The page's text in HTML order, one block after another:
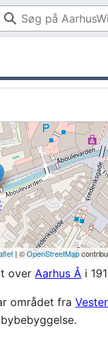
| ©OpenStreetMap
overAarhus Å i
området fra